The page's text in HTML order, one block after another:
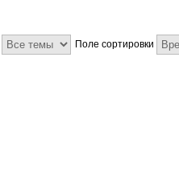
Поле сортировки